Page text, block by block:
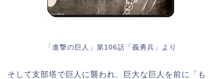
「進撃の巨人」第106話「義勇兵」より
そして支部塔で巨人に襲われ、巨大な巨人を前に「も